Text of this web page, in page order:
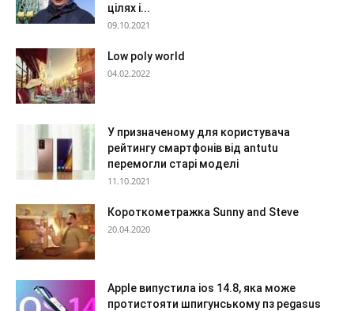
цілях і...
09.10.2021
Low poly world
04.02.2022
У призначеному для користувача
рейтингу смартфонів від antutu
перемогли старі моделі
11.10.2021
Короткометражка Sunny and Steve
20.04.2020
Apple випустила ios 14.8, яка може
протистояти шпигунському пз pegasus